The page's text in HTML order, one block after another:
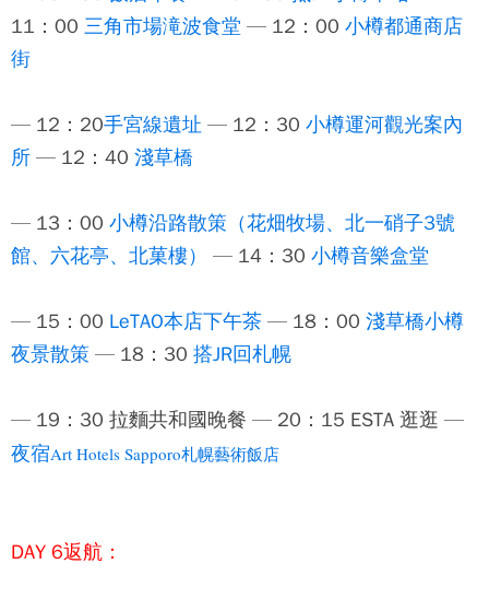
11：00 三角市場滝波食堂 — 12：00 小樽都通商店
街
— 12：20手宮線遺址 — 12：30 小樽運河觀光案內
所 — 12：40 淺草橋
— 13：00 小樽沿路散策（花畑牧場、北一硝子3號
館、六花亭、北菓樓）
— 14：30 小樽音樂盒堂
— 15：00 LeTAO本店下午茶 — 18：00 淺草橋小樽
夜景散策 — 18：30 搭JR回札幌
— 19：30 拉麵共和國晚餐 — 20：15 ESTA 逛逛 —
夜宿Art Hotels Sapporo札幌藝術飯店
DAY 6返航：